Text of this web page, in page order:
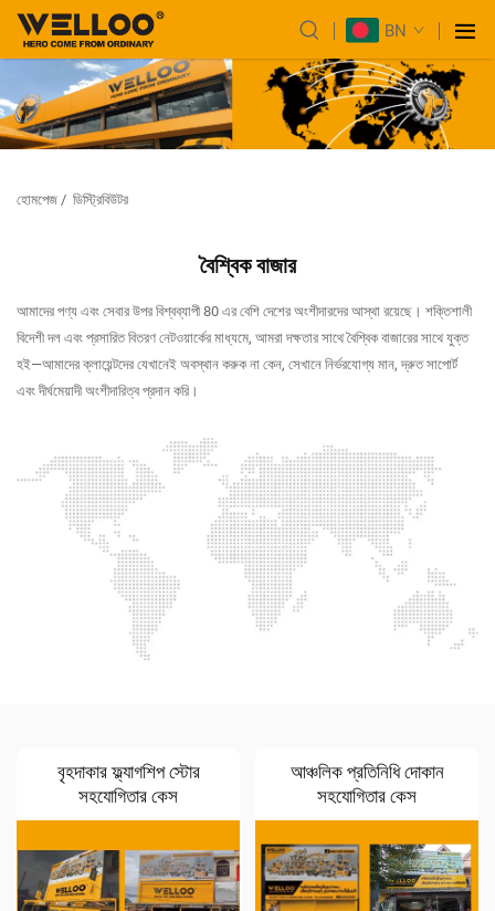
BN
হোমপেজ / ডিস্ট্রিবিউটর
বৈশ্বিক বাজার
আমাদের পণ্য এবং সেবার উপর বিশ্বব্যাপী 80 এর বেশি দেশের অংশীদারদের আস্থা রয়েছে। শক্তিশালী
বিদেশী দল এবং প্রসারিত বিতরণ নেটওয়ার্কের মাধ্যমে, আমরা দক্ষতার সাথে বৈশ্বিক বাজারের সাথে যুক্ত
হই—আমাদের ক্লায়েন্টদের যেখানেই অবস্থান করুক না কেন, সেখানে নির্ভরযোগ্য মান, দ্রুত সাপোর্ট
এবং দীর্ঘমেয়াদী অংশীদারিত্ব প্রদান করি।
বৃহদাকার ফ্ল্যাগশিপ স্টোর
সহযোগিতার কেস
আঞ্চলিক প্রতিনিধি দোকান
সহযোগিতার কেস